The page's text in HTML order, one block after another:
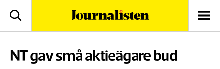
Sök
NT gav små aktieägare bud